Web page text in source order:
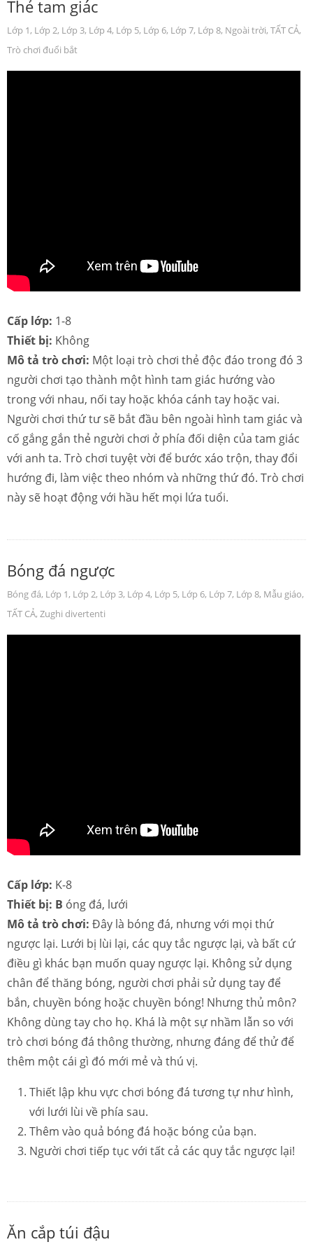
Thẻ tam giác
Lớp 1, Lớp 2, Lớp 3, Lớp 4, Lớp 5, Lớp 6, Lớp 7, Lớp 8, Ngoài trời, TẤT CẢ,
Trò chơi đuổi bắt
Cấp lớp: 1-8
Thiết bị: Không
Mô tả trò chơi: Một loại trò chơi thẻ độc đáo trong đó 3
người chơi tạo thành một hình tam giác hướng vào
trong với nhau, nối tay hoặc khóa cánh tay hoặc vai.
Người chơi thứ tư sẽ bắt đầu bên ngoài hình tam giác và
cố gắng gắn thẻ người chơi ở phía đối diện của tam giác
với anh ta. Trò chơi tuyệt vời để bước xáo trộn, thay đổi
hướng đi, làm việc theo nhóm và những thứ đó. Trò chơi
này sẽ hoạt động với hầu hết mọi lứa tuổi.
Bóng đá ngược
Bóng đá, Lớp 1, Lớp 2, Lớp 3, Lớp 4, Lớp 5, Lớp 6, Lớp 7, Lớp 8, Mẫu giáo,
TẤT CẢ, Zughi divertenti
Cấp lớp: K-8
Thiết bị: B óng đá, lưới
Mô tả trò chơi: Đây là bóng đá, nhưng với mọi thứ
ngược lại. Lưới bị lùi lại, các quy tắc ngược lại, và bất cứ
điều gì khác bạn muốn quay ngược lại. Không sử dụng
chân để thăng bóng, người chơi phải sử dụng tay để
bắn, chuyền bóng hoặc chuyền bóng! Nhưng thủ môn?
Không dùng tay cho họ. Khá là một sự nhầm lẫn so với
trò chơi bóng đá thông thường, nhưng đáng để thử để
thêm một cái gì đó mới mẻ và thú vị.
Thiết lập khu vực chơi bóng đá tương tự như hình,
với lưới lùi về phía sau.
Thêm vào quả bóng đá hoặc bóng của bạn.
Người chơi tiếp tục với tất cả các quy tắc ngược lại!
Ăn cắp túi đậu